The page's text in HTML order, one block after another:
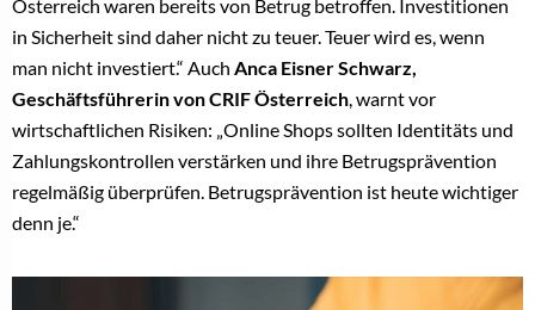
Österreich waren bereits von Betrug betroffen. Investitionen
in Sicherheit sind daher nicht zu teuer. Teuer wird es, wenn
man nicht investiert.“ Auch Anca Eisner Schwarz,
Geschäftsführerin von CRIF Österreich, warnt vor
wirtschaftlichen Risiken: „Online Shops sollten Identitäts und
Zahlungskontrollen verstärken und ihre Betrugsprävention
regelmäßig überprüfen. Betrugsprävention ist heute wichtiger
denn je.“